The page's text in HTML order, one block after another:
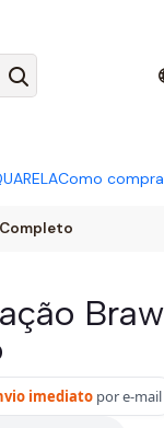
Como
imediato por e-mail